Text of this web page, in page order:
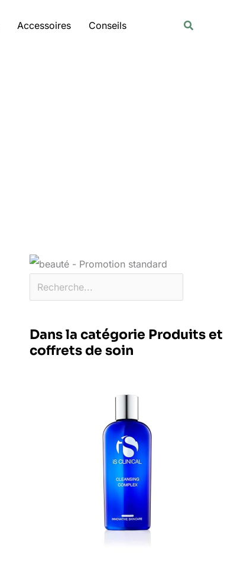
Accessoires Conseils
Dans la catégorie Produits et
coffrets de soin